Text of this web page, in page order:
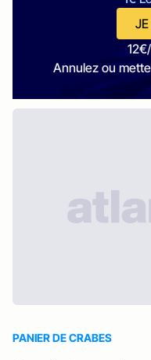
Annulez ou
PANIER DE CRABES